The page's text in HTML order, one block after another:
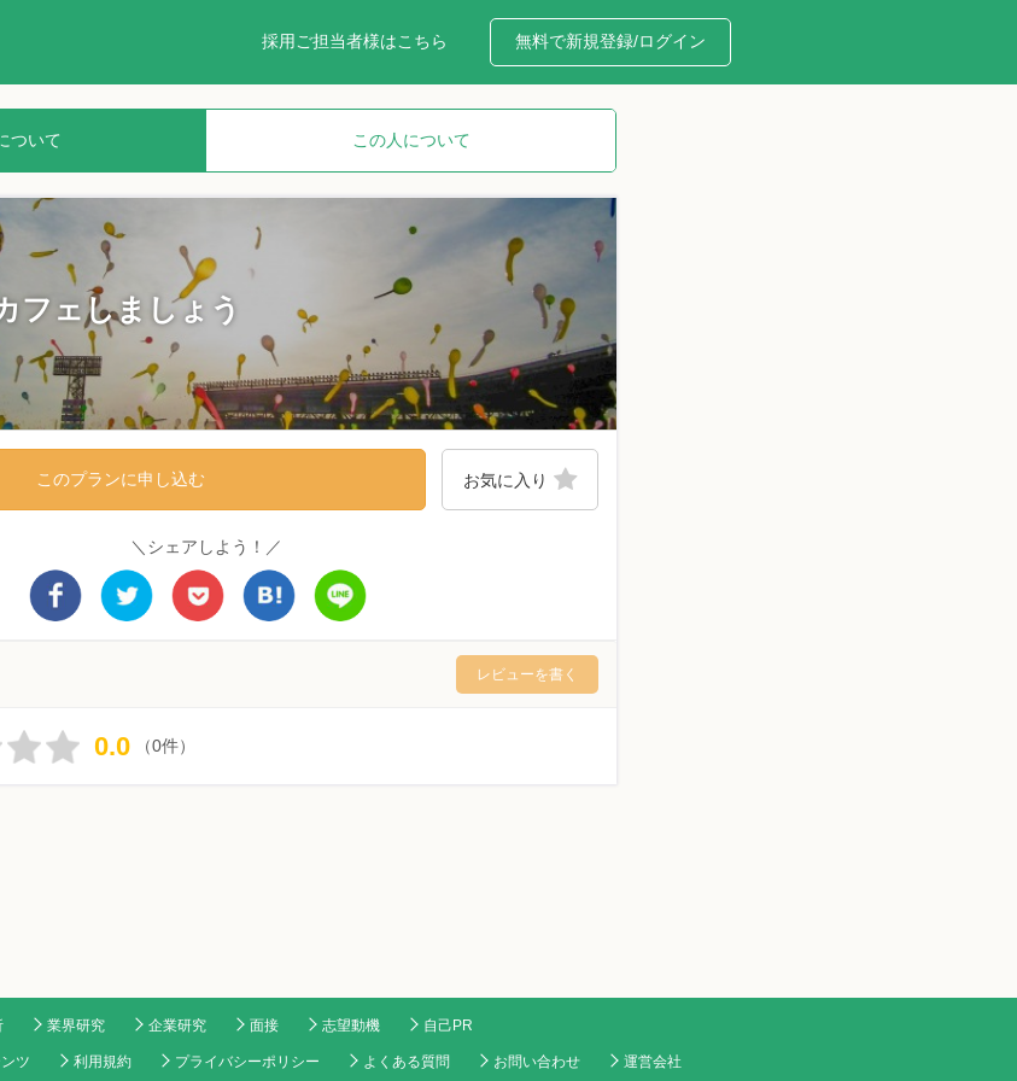
無料で新規登録/ログイン
採用ご担当者様はこちら
ついて この人について
フェしましょう
このプランに申し込む お気に入り
＼シェアしよう！／
レビューを書く
0.0 （0件）
業界研究 企業研究 面接 志望動機 自己PR
ツ 利用規約 プライバシーポリシー よくある質問 お問い合わせ 運営会社